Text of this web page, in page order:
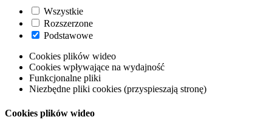
Wszystkie
Rozszerzone
Podstawowe
Cookies plików wideo
Cookies wpływające na wydajność
Funkcjonalne pliki
Niezbędne pliki cookies (przyspieszają stronę)
Cookies plików wideo